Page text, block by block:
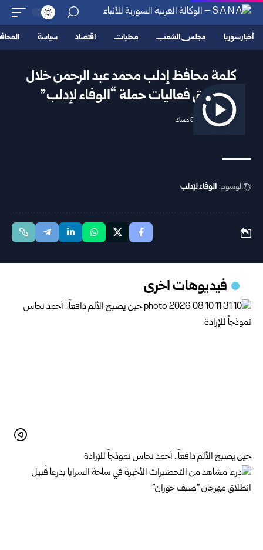
أخبار سوريا مجلس الشعب محليات اقتصاد سياسة
كلمة محافظ إدلب محمد عبد الرحمن خلال
إطلاق فعاليات حملة “الوفاء لإدلب”
2025/09/26 8:10 مساءً
الوسوم: الوفاء لإدلب
فيديوهات اخرى
حين يصبح الألم دافعاً.. أحمد نحاس نموذجاً للإرادة